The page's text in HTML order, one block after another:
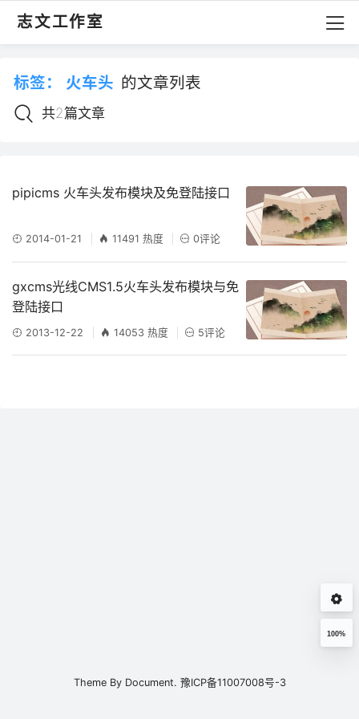
志文工作室
标签： 火车头 的文章列表
共2篇文章
pipicms 火车头发布模块及免登陆接口
2014-01-21 11491 热度 0评论
gxcms光线CMS1.5火车头发布模块与免
登陆接口
2013-12-22 14053 热度 5评论
100%
Theme By Document. 豫ICP备11007008号-3